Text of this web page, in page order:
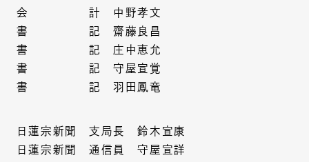
会 計 中野孝文
書 記 齋藤良昌
書 記 庄中恵允
書 記 守屋宣覚
書 記 羽田鳳竜
日蓮宗新聞 支局長 鈴木宣康
日蓮宗新聞 通信員 守屋宣詳